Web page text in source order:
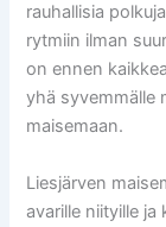
rauhallisia
rytmiin ilman
on ennen
yhä syvemmälle
maisemaan.
Liesjärven
avarille niityille ja